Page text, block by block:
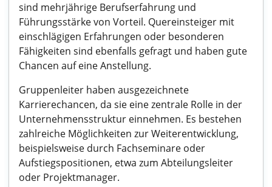
sind mehrjährige Berufserfahrung und
Führungsstärke von Vorteil. Quereinsteiger mit
einschlägigen Erfahrungen oder besonderen
Fähigkeiten sind ebenfalls gefragt und haben gute
Chancen auf eine Anstellung.
Gruppenleiter haben ausgezeichnete
Karrierechancen, da sie eine zentrale Rolle in der
Unternehmensstruktur einnehmen. Es bestehen
zahlreiche Möglichkeiten zur Weiterentwicklung,
beispielsweise durch Fachseminare oder
Aufstiegspositionen, etwa zum Abteilungsleiter
oder Projektmanager.